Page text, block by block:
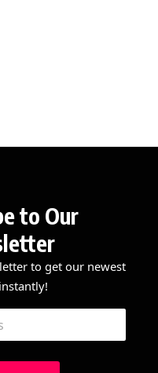
to Our
to get our newest
m
a
l
*
*